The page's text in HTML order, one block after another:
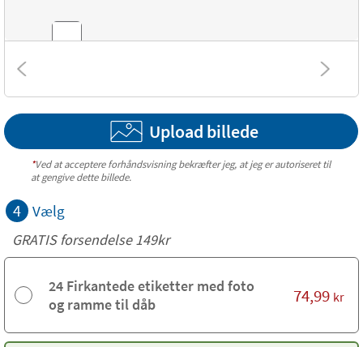
Kombinationer
Struktur
Upload billede
*Ved at acceptere forhåndsvisning bekræfter jeg, at jeg er autoriseret til
at gengive dette billede.
4 Vælg
GRATIS forsendelse 149kr
24 Firkantede etiketter med foto
og ramme til dåb
74,99 kr